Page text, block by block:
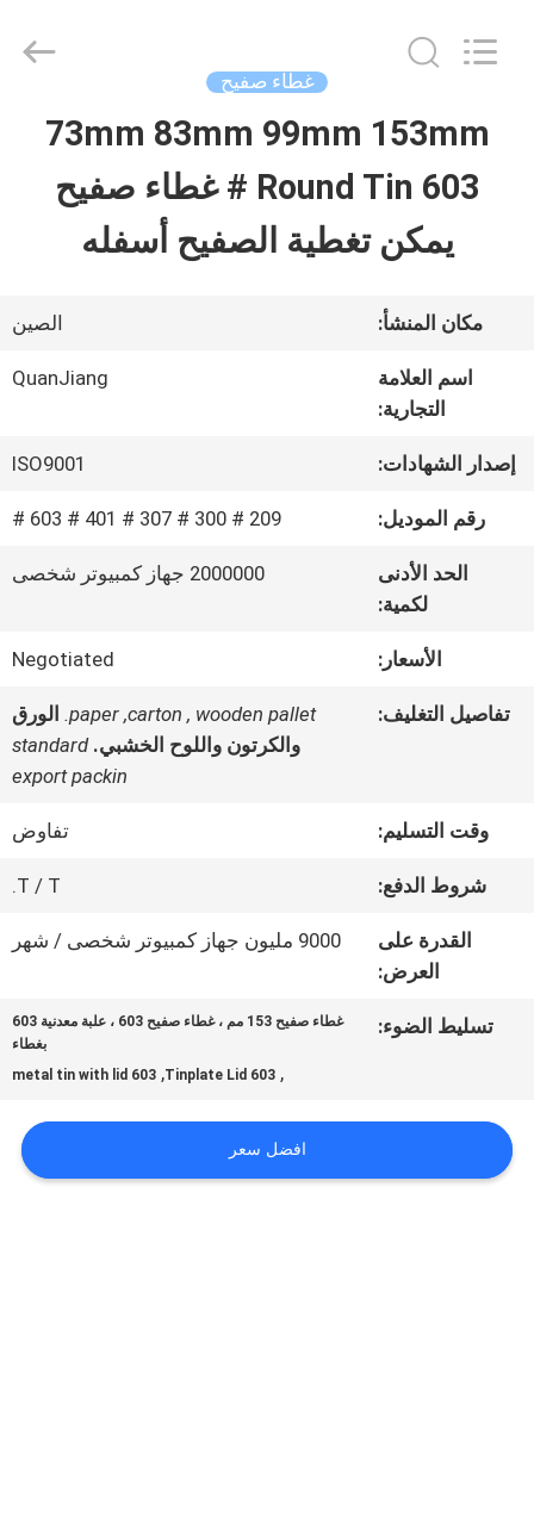
بيت
أشرطة
فيديو
معلومات
المعمل
جودة
اتصل
حالات
METAL
غطاء صفيح
73mm 83mm 99mm 153mm
Round Tin 603 # غطاء صفيح
يمكن تغطية الصفيح أسفله
مكان المنشأ: الصين
اسم العلامة
التجارية:
QuanJiang
إصدار الشهادات: ISO9001
رقم الموديل: 209 # 300 # 307 # 401 # 603 #
الحد الأدنى
لكمية:
2000000 جهاز كمبيوتر شخصى
الأسعار: Negotiated
تفاصيل التغليف: paper ,carton , wooden pallet.
الورق
والكرتون واللوح الخشبي. standard
export packin
وقت التسليم: تفاوض
شروط الدفع: T / T.
القدرة على
العرض:
9000 مليون جهاز كمبيوتر شخصى / شهر
تسليط الضوء:
غطاء صفيح 153 مم ، غطاء صفيح 603 ، علبة معدنية 603
بغطاء
,
603 Tinplate Lid
,
603 metal tin with lid
افضل سعر